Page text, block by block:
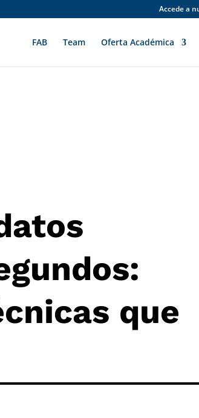
Accede a
FAB Team Oferta Académica
que